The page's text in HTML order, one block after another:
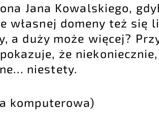
Jana Kowalskiego,
własnej domeny też się
a duży może więcej?
że
niestety.
komputerowa)